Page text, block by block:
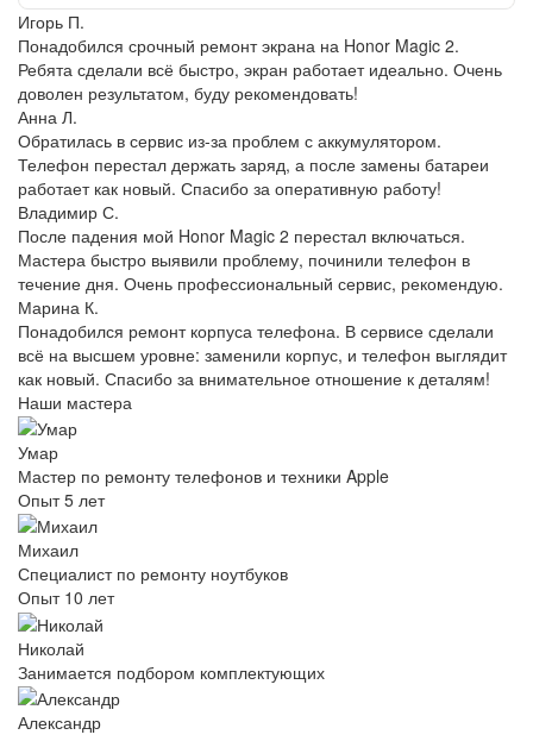
Игорь П.
Понадобился срочный ремонт экрана на Honor Magic 2.
Ребята сделали всё быстро, экран работает идеально. Очень
доволен результатом, буду рекомендовать!
Анна Л.
Обратилась в сервис из-за проблем с аккумулятором.
Телефон перестал держать заряд, а после замены батареи
работает как новый. Спасибо за оперативную работу!
Владимир С.
После падения мой Honor Magic 2 перестал включаться.
Мастера быстро выявили проблему, починили телефон в
течение дня. Очень профессиональный сервис, рекомендую.
Марина К.
Понадобился ремонт корпуса телефона. В сервисе сделали
всё на высшем уровне: заменили корпус, и телефон выглядит
как новый. Спасибо за внимательное отношение к деталям!
Наши мастера
Умар
Мастер по ремонту телефонов и техники Apple
Опыт 5 лет
Михаил
Специалист по ремонту ноутбуков
Опыт 10 лет
Николай
Занимается подбором комплектующих
Александр